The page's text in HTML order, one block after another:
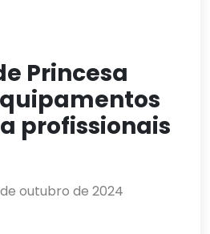
Princesa
profissionais
outubro de 2024